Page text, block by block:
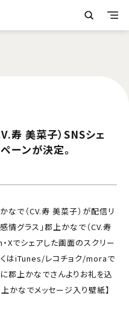
寿 美菜子）SNSシェ
ーンが決定。
なで（CV.寿 美菜子）が配信リ
情グラス」郡上かなで（CV.寿
Xでシェアした画面のスクリー
くはiTunes/レコチョク/moraで
郡上かなでさんよりお礼を込
かなでメッセージ入り壁紙】